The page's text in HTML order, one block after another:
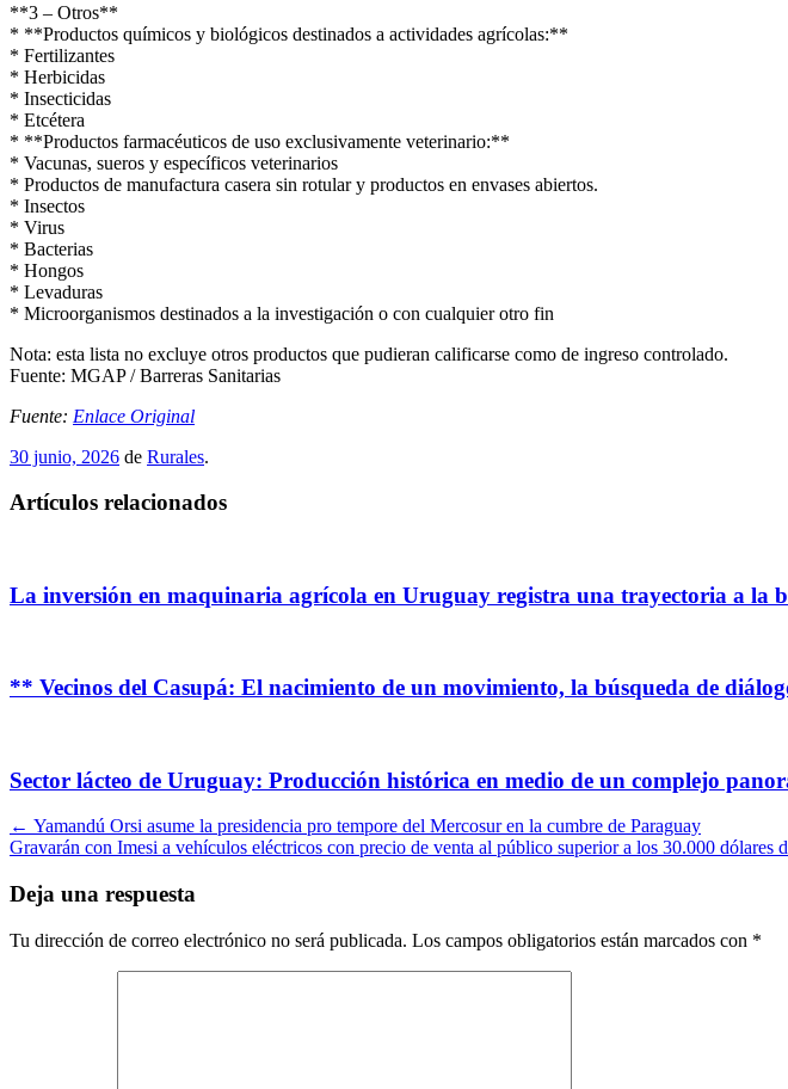
**3 – Otros**
* **Productos químicos y biológicos destinados a actividades agrícolas:**
* Fertilizantes
* Herbicidas
* Insecticidas
* Etcétera
* **Productos farmacéuticos de uso exclusivamente veterinario:**
* Vacunas, sueros y específicos veterinarios
* Productos de manufactura casera sin rotular y productos en envases abiertos.
* Insectos
* Virus
* Bacterias
* Hongos
* Levaduras
* Microorganismos destinados a la investigación o con cualquier otro fin
Nota: esta lista no excluye otros productos que pudieran calificarse como de ingreso controlado.
Fuente: MGAP / Barreras Sanitarias
Fuente: Enlace Original
30 junio, 2026 de Rurales.
Artículos relacionados
La inversión en maquinaria agrícola en Uruguay registra una trayectoria a la
** Vecinos del Casupá: El nacimiento de un movimiento, la búsqueda de
Sector lácteo de Uruguay: Producción histórica en medio de un complejo
Navegación
por
artículos
← Yamandú Orsi asume la presidencia pro tempore del Mercosur en la cumbre de Paraguay
Gravarán con Imesi a vehículos eléctricos con precio de venta al público superior a los 30.000 dólares
Deja una respuesta
Tu dirección de correo electrónico no será publicada. Los campos obligatorios están marcados con *